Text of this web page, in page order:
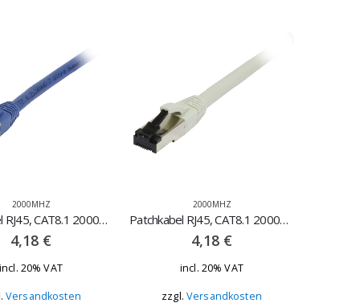
2000MHZ
Patchkabel RJ45, CAT8.1 2000Mhz, 0.5m blau – STP(S/FTP), TPE(Ultra SuperFlex)
4,18 €
incl. 20% VAT
Versandkosten
2000MHZ
Patchkabel RJ45, CAT8.1 2000Mhz, 0.5m grau – STP(S/FTP), TPE(Ultra SuperFlex)
4,18 €
incl. 20% VAT
zzgl. Versandkosten